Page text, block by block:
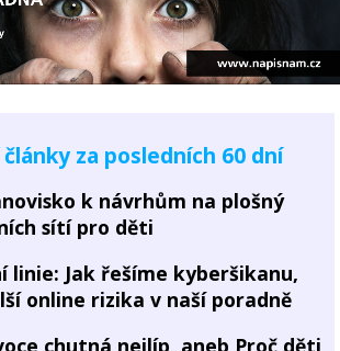
za posledních 60 dní
k návrhům na plošný
sítí pro děti
linie: Jak řešíme kyberšikanu,
online rizika v naší poradně
chutná nejlíp, aneb Proč děti